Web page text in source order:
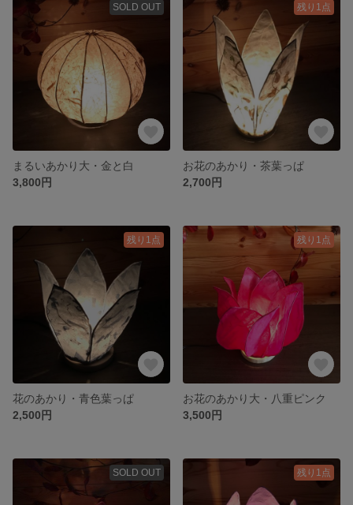
SOLD OUT
まるいあかり大・金と白
3,800円
残り1点
お花のあかり・茶葉っぱ
2,700円
残り1点
花のあかり・青色葉っぱ
2,500円
残り1点
お花のあかり大・八重ピンク
3,500円
SOLD OUT 残り1点